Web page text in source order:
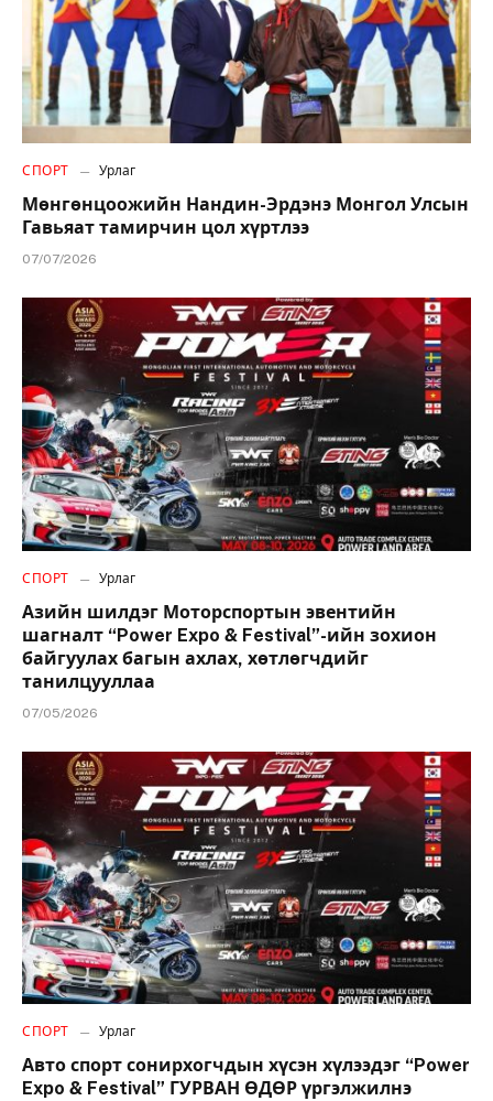
СПОРТ Урлаг
Мөнгөнцоожийн Нандин-Эрдэнэ Монгол Улсын
Гавьяат тамирчин цол хүртлээ
07/07/2026
СПОРТ Урлаг
Азийн шилдэг Моторспортын эвентийн
шагналт “Power Expo & Festival”-ийн зохион
байгуулах багын ахлах, хөтлөгчдийг
танилцууллаа
07/05/2026
СПОРТ Урлаг
Авто спорт сонирхогчдын хүсэн хүлээдэг “Power
Expo & Festival” ГУРВАН ӨДӨР үргэлжилнэ